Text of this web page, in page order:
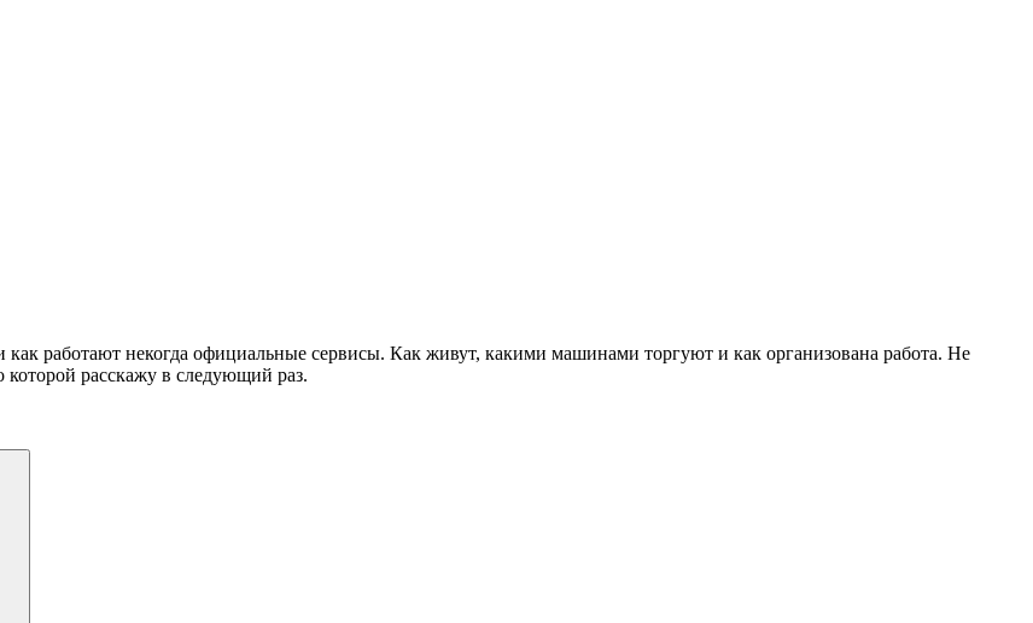
как работают некогда официальные сервисы. Как живут, какими машинами торгуют и как организована работа. Не
которой расскажу в следующий раз.